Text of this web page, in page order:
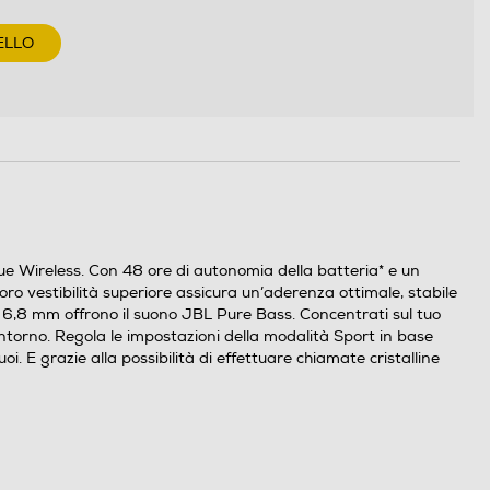
Wireless. Con 48 ore di autonomia della batteria* e un
vestibilità superiore assicura un’aderenza ottimale, stabile
mm offrono il suono JBL Pure Bass. Concentrati sul tuo
Regola le impostazioni della modalità Sport in base
E grazie alla possibilità di effettuare chiamate cristalline